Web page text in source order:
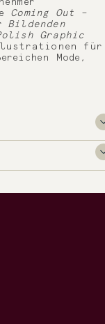
Coming Out –
Bildenden
Graphic
für
Mode,